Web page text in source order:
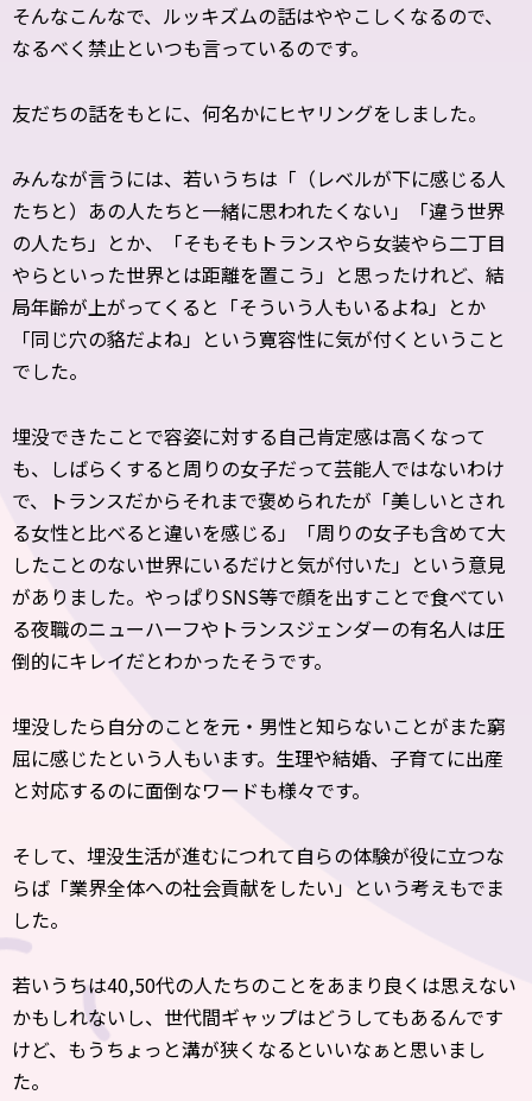
そんなこんなで、ルッキズムの話はややこしくなるので、
なるべく禁止といつも言っているのです。
友だちの話をもとに、何名かにヒヤリングをしました。
みんなが言うには、若いうちは「（レベルが下に感じる人
たちと）あの人たちと一緒に思われたくない」「違う世界
の人たち」とか、「そもそもトランスやら女装やら二丁目
やらといった世界とは距離を置こう」と思ったけれど、結
局年齢が上がってくると「そういう人もいるよね」とか
「同じ穴の貉だよね」という寛容性に気が付くということ
でした。
埋没できたことで容姿に対する自己肯定感は高くなって
も、しばらくすると周りの女子だって芸能人ではないわけ
で、トランスだからそれまで褒められたが「美しいとされ
る女性と比べると違いを感じる」「周りの女子も含めて大
したことのない世界にいるだけと気が付いた」という意見
がありました。やっぱりSNS等で顔を出すことで食べてい
る夜職のニューハーフやトランスジェンダーの有名人は圧
倒的にキレイだとわかったそうです。
埋没したら自分のことを元・男性と知らないことがまた窮
屈に感じたという人もいます。生理や結婚、子育てに出産
と対応するのに面倒なワードも様々です。
そして、埋没生活が進むにつれて自らの体験が役に立つな
らば「業界全体への社会貢献をしたい」という考えもでま
した。
若いうちは40,50代の人たちのことをあまり良くは思えない
かもしれないし、世代間ギャップはどうしてもあるんです
けど、もうちょっと溝が狭くなるといいなぁと思いまし
た。